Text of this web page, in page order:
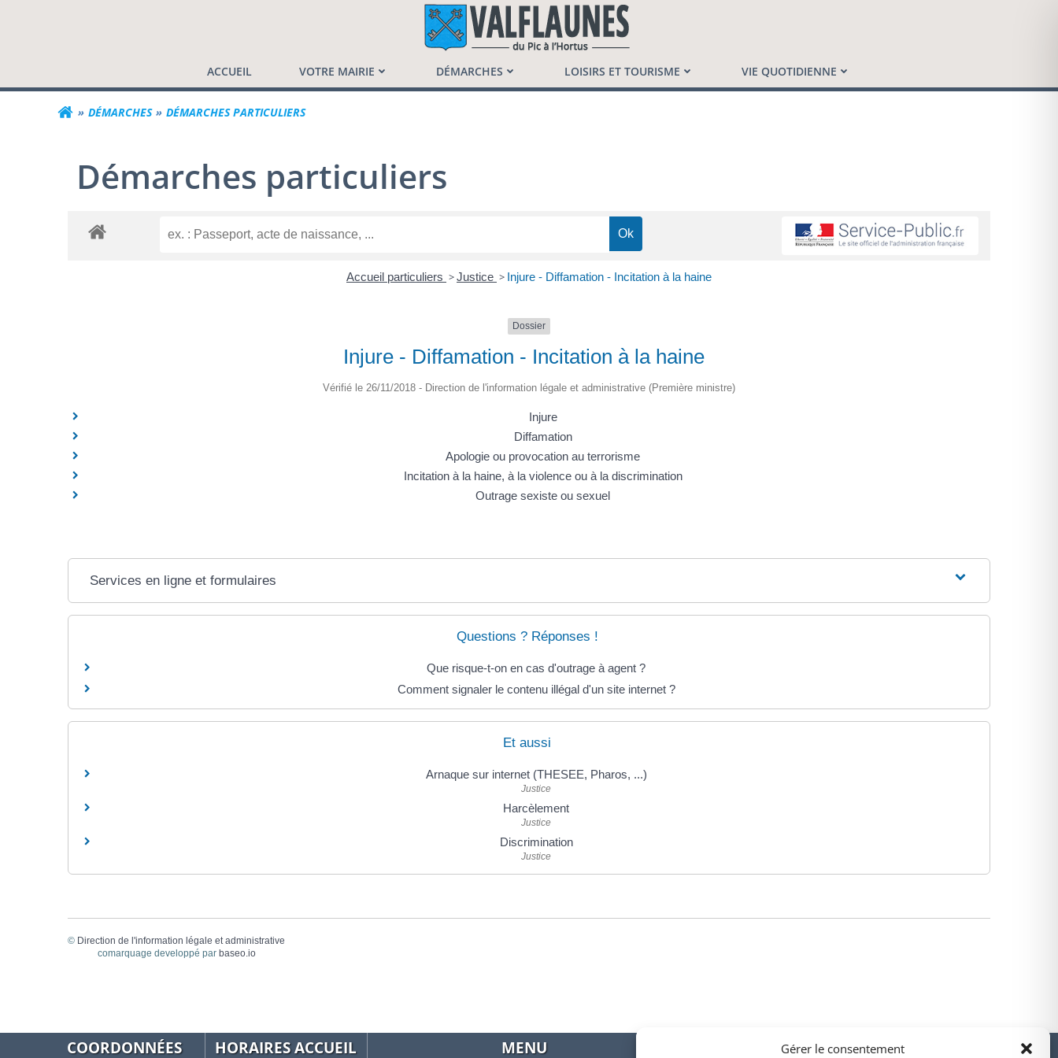
Gérer le consentement
Commune de Valflaunès
ACCUEIL VOTRE MAIRIE DÉMARCHES LOISIRS ET TOURISME VIE QUOTIDIENNE
DÉMARCHES DÉMARCHES PARTICULIERS
Démarches particuliers
Accueil particuliers >Justice > Injure - Diffamation - Incitation à la haine
Dossier
Injure - Diffamation - Incitation à la haine
Vérifié le 26/11/2018 - Direction de l'information légale et administrative (Première ministre)
Injure
Diffamation
Apologie ou provocation au terrorisme
Incitation à la haine, à la violence ou à la discrimination
Outrage sexiste ou sexuel
Services en ligne et formulaires
Questions ? Réponses !
Que risque-t-on en cas d'outrage à agent ?
Comment signaler le contenu illégal d'un site internet ?
Et aussi
Arnaque sur internet (THESEE, Pharos, ...)
Justice
Harcèlement
Justice
Discrimination
Justice
© Direction de l'information légale et administrative
comarquage developpé par baseo.io
COORDONNÉES HORAIRES ACCUEIL MENU PARTENAIRES